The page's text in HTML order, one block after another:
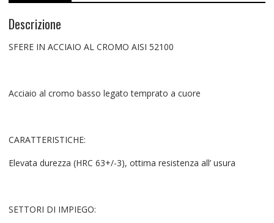
Descrizione
SFERE IN ACCIAIO AL CROMO AISI 52100
Acciaio al cromo basso legato temprato a cuore
CARATTERISTICHE:
Elevata durezza (HRC 63+/-3), ottima resistenza all’ usura
SETTORI DI IMPIEGO: